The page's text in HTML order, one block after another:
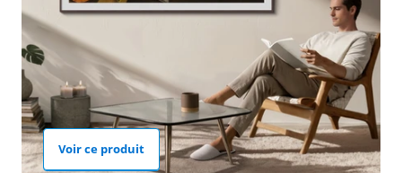
Voir ce produit